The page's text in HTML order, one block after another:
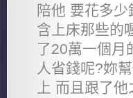
陪他 要花多
含上床那些的
了20萬一個月
人省錢呢?妳
上 而且跟了